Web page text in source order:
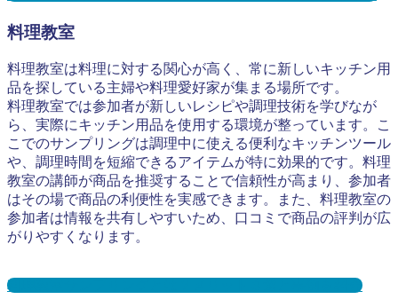
料理教室
料理教室は料理に対する関心が高く、常に新しいキッチン用
品を探している主婦や料理愛好家が集まる場所です。
料理教室では参加者が新しいレシピや調理技術を学びなが
ら、実際にキッチン用品を使用する環境が整っています。こ
こでのサンプリングは調理中に使える便利なキッチンツール
や、調理時間を短縮できるアイテムが特に効果的です。料理
教室の講師が商品を推奨することで信頼性が高まり、参加者
はその場で商品の利便性を実感できます。また、料理教室の
参加者は情報を共有しやすいため、口コミで商品の評判が広
がりやすくなります。
料理教室サンプリングとは？メリット３選と事例を紹介